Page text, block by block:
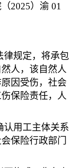
2025）渝 01
律规定，将承包
人，该自然人
因受伤，社会
保险责任，人
认用工主体关系
保险行政部门